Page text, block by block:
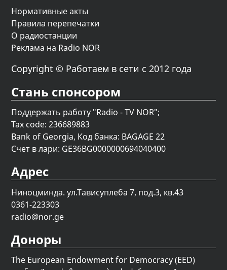
Нормативные акты
Правила перепечатки
О радиостанции
Реклама на Radio NOR
Copyright © Работаем в сети с 2012 года
Стань спонсором
Поддержать работу "Radio - TV NOR";
Tax code: 236689883
Bank of Georgia, Код банка: BAGAGE 22
Счет в лари: GE36BG0000000694040400
Адрес
Ниноцминда. ул.Тависуплеба 7, под.3, кв.43
0361-223303
radio@nor.ge
Доноры
The European Endowment for Democracy (EED)